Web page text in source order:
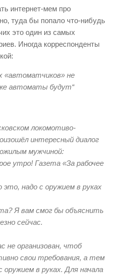
интернет-мем про
туда бы попало что-нибудь
это один из самых
Иногда корреспонденты
«автоматчиков» не
автоматы будут“
локомотиво-
интересный диалог
мужчиной:
утро! Газета «За рабочее
это, надо с оружием в руках
Я вам смог бы объяснить
сейчас.
не организован, чтоб
свои требования, а тем
в руках. Для начала